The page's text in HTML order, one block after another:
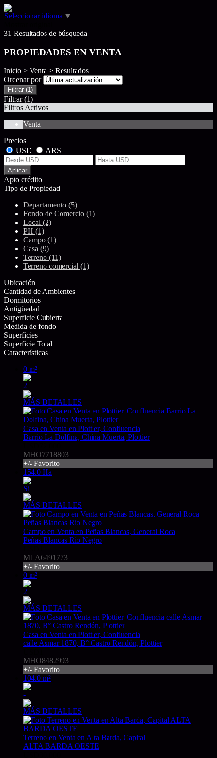
Seleccionar idioma ▼
31 Resultados de búsqueda
PROPIEDADES EN VENTA
Inicio > Venta > Resultados
Ordenar por
Filtrar (1)
Filtrar (1)
Filtros Activos
Venta
Precios
USD
ARS
Aplicar
Apto crédito
Tipo de Propiedad
Departamento (5)
Fondo de Comercio (1)
Local (2)
PH (1)
Campo (1)
Casa (9)
Terreno (11)
Terreno comercial (1)
Ubicación
Cantidad de Ambientes
Dormitorios
Antigüedad
Superficie Cubierta
Medida de fondo
Superficies
Superficie Total
Características
0 m²
2
MÁS DETALLES
Casa en Venta en Plottier, Confluencia
Barrio La Dolfina, China Muerta, Plottier
MHO7718803
+/- Favorito
154.0 Ha
Si
MÁS DETALLES
Campo en Venta en Peñas Blancas, General Roca
Peñas Blancas Rio Negro
MLA6491773
+/- Favorito
0 m²
2
MÁS DETALLES
Casa en Venta en Plottier, Confluencia
calle Asmar 1870, B° Castro Rendón, Plottier
MHO8482993
+/- Favorito
104.0 m²
-
MÁS DETALLES
Terreno en Venta en Alta Barda, Capital
ALTA BARDA OESTE